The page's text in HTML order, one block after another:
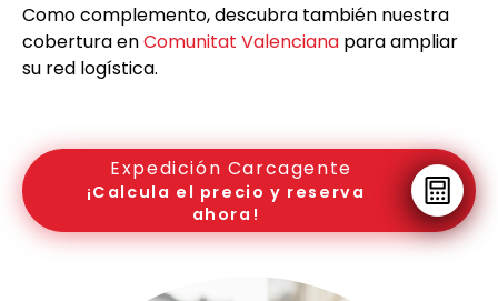
Como complemento, descubra también nuestra
cobertura enComunitat Valenciana para ampliar
su red logística.
Expedición Carcagente
¡Calcula el precio y reserva
ahora!